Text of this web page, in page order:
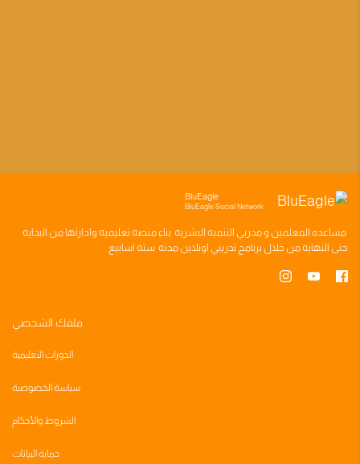
BluEagle
BluEagle Social Network
مساعده المعلمين ومدربي التنميه البشريه بناءمنصه تعليميه وادارتها من البدايه
حتى النهايه من خلال برنامج تدريبي اونلاين مدته سته اسابيع
ملفك الشخصي
الدورات التعليمية
سياسة الخصوصية
الشروط والأحكام
حماية البيانات